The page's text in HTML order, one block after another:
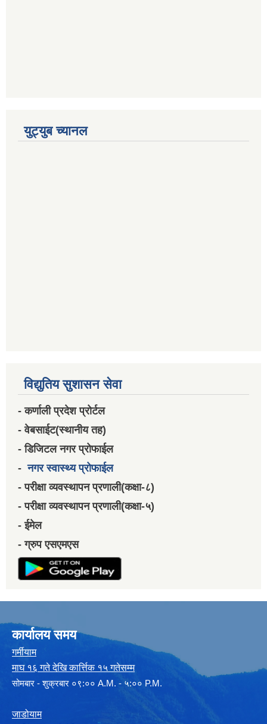
युट्युब च्यानल
विद्युतिय सुशासन सेवा
- कर्णाली प्रदेश प्रोर्टल
- वेबसाईट(स्थानीय तह)
- डिजिटल नगर प्रोफाईल
-नगर स्वास्थ्य प्रोफाईल
- परीक्षा व्यवस्थापन प्रणाली(कक्षा-८)
- परीक्षा व्यवस्थापन प्रणाली(कक्षा-५)
- ईमेल
- ग्रुप एसएमएस
कार्यालय समय
गर्मीयाम
माघ १६ गते देखि कार्त्तिक १५ गतेसम्म
सोमबार - शुक्रबार ०९:०० A.M. - ५:०० P.M.
जाडोयाम